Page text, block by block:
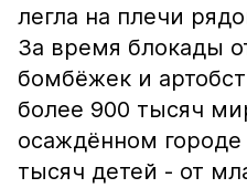
легла на плечи
За время блокады
бомбёжек и
более 900 тысяч
осаждённом городе
тысяч детей - от